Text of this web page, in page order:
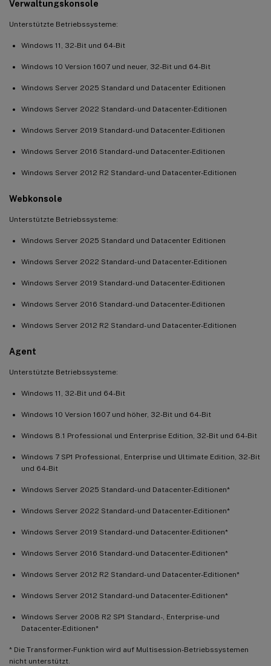
Verwaltungskonsole
Unterstützte Betriebssysteme:
Windows 11, 32-Bit und 64-Bit
Windows 10 Version 1607 und neuer, 32-Bit und 64-Bit
Windows Server 2025 Standard und Datacenter Editionen
Windows Server 2022 Standard- und Datacenter-Editionen
Windows Server 2019 Standard- und Datacenter-Editionen
Windows Server 2016 Standard- und Datacenter-Editionen
Windows Server 2012 R2 Standard- und Datacenter-Editionen
Webkonsole
Unterstützte Betriebssysteme:
Windows Server 2025 Standard und Datacenter Editionen
Windows Server 2022 Standard- und Datacenter-Editionen
Windows Server 2019 Standard- und Datacenter-Editionen
Windows Server 2016 Standard- und Datacenter-Editionen
Windows Server 2012 R2 Standard- und Datacenter-Editionen
Agent
Unterstützte Betriebssysteme:
Windows 11, 32-Bit und 64-Bit
Windows 10 Version 1607 und höher, 32-Bit und 64-Bit
Windows 8.1 Professional und Enterprise Edition, 32-Bit und 64-Bit
Windows 7 SP1 Professional, Enterprise und Ultimate Edition, 32-Bit
und 64-Bit
Windows Server 2025 Standard- und Datacenter-Editionen*
Windows Server 2022 Standard- und Datacenter-Editionen*
Windows Server 2019 Standard- und Datacenter-Editionen*
Windows Server 2016 Standard- und Datacenter-Editionen*
Windows Server 2012 R2 Standard- und Datacenter-Editionen*
Windows Server 2012 Standard- und Datacenter-Editionen*
Windows Server 2008 R2 SP1 Standard-, Enterprise- und
Datacenter-Editionen*
* Die Transformer-Funktion wird auf Multisession-Betriebssystemen
nicht unterstützt.